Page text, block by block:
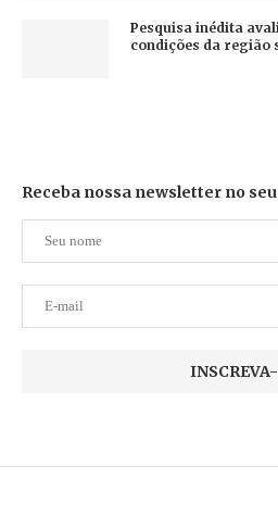
Pesquisa inédita
condições da região
Receba nossa newsletter no